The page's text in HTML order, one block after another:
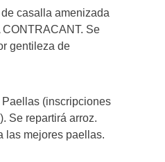
casalla amenizada
Se
gentileza de
(inscripciones
Se repartirá arroz.
las mejores paellas.